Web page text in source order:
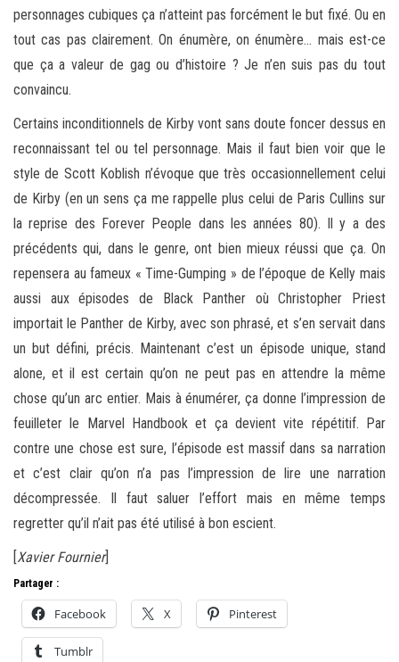
personnages cubiques ça n’atteint pas forcément le but fixé. Ou en
tout cas pas clairement. On énumère, on énumère… mais est-ce
que ça a valeur de gag ou d’histoire ? Je n’en suis pas du tout
convaincu.
Certains inconditionnels de Kirby vont sans doute foncer dessus en
reconnaissant tel ou tel personnage. Mais il faut bien voir que le
style de Scott Koblish n’évoque que très occasionnellement celui
de Kirby (en un sens ça me rappelle plus celui de Paris Cullins sur
la reprise des Forever People dans les années 80). Il y a des
précédents qui, dans le genre, ont bien mieux réussi que ça. On
repensera au fameux « Time-Gumping » de l’époque de Kelly mais
aussi aux épisodes de Black Panther où Christopher Priest
importait le Panther de Kirby, avec son phrasé, et s’en servait dans
un but défini, précis. Maintenant c’est un épisode unique, stand
alone, et il est certain qu’on ne peut pas en attendre la même
chose qu’un arc entier. Mais à énumérer, ça donne l’impression de
feuilleter le Marvel Handbook et ça devient vite répétitif. Par
contre une chose est sure, l’épisode est massif dans sa narration
et c’est clair qu’on n’a pas l’impression de lire une narration
décompressée. Il faut saluer l’effort mais en même temps
regretter qu’il n’ait pas été utilisé à bon escient.
[Xavier Fournier]
Partager :
Facebook X Pinterest
Tumblr